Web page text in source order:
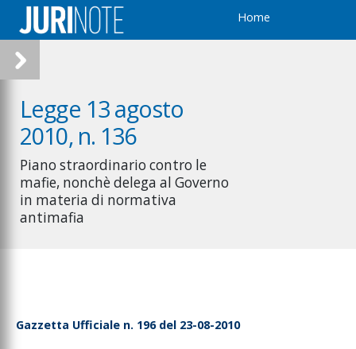
Home
Legge 13 agosto
2010, n. 136
Piano straordinario contro le
mafie, nonchè delega al Governo
in materia di normativa
antimafia
Gazzetta Ufficiale n. 196 del 23-08-2010